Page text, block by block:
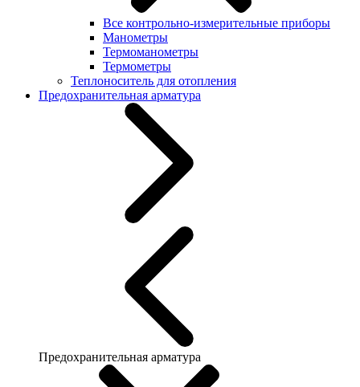
Все контрольно-измерительные приборы
Манометры
Термоманометры
Термометры
Теплоноситель для отопления
Предохранительная арматура
Предохранительная арматура